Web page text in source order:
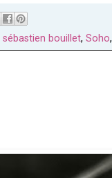
sébastien bouillet, Soho,